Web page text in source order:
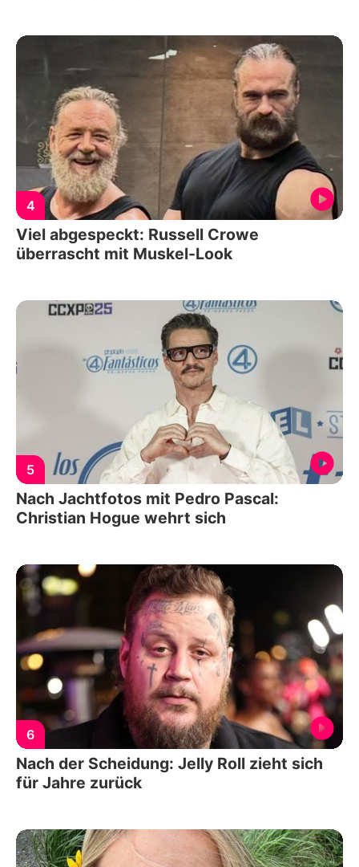
4
Viel abgespeckt: Russell Crowe
überrascht mit Muskel-Look
5
Nach Jachtfotos mit Pedro Pascal:
Christian Hogue wehrt sich
6
Nach der Scheidung: Jelly Roll zieht sich
für Jahre zurück